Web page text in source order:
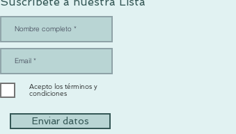
Acepto los términos y
condiciones
Enviar datos